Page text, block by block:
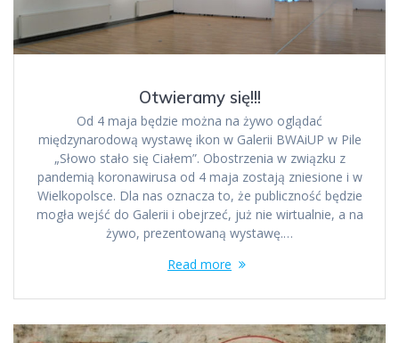
Otwieramy się!!!
Od 4 maja będzie można na żywo oglądać
międzynarodową wystawę ikon w Galerii BWAiUP w Pile
„Słowo stało się Ciałem”. Obostrzenia w związku z
pandemią koronawirusa od 4 maja zostają zniesione i w
Wielkopolsce. Dla nas oznacza to, że publiczność będzie
mogła wejść do Galerii i obejrzeć, już nie wirtualnie, a na
żywo, prezentowaną wystawę.…
Read more